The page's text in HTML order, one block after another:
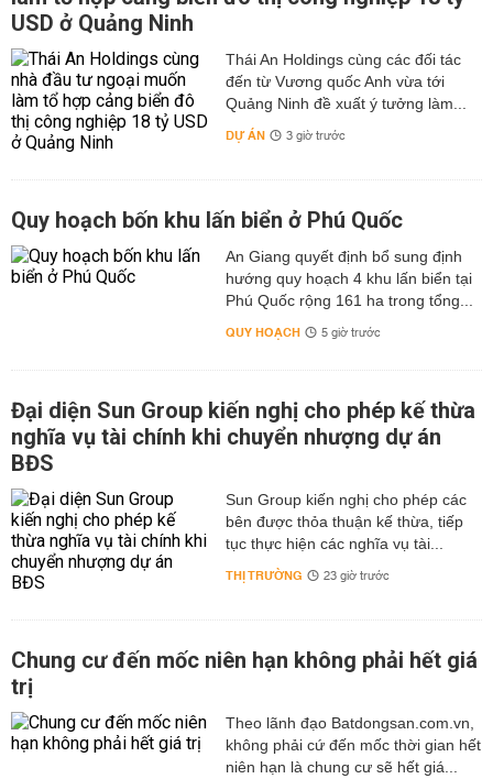
USD ở Quảng Ninh
Thái An Holdings cùng các đối tác
đến từ Vương quốc Anh vừa tới
Quảng Ninh đề xuất ý tưởng làm...
DỰ ÁN 3 giờ trước
Quy hoạch bốn khu lấn biển ở Phú Quốc
An Giang quyết định bổ sung định
hướng quy hoạch 4 khu lấn biển tại
Phú Quốc rộng 161 ha trong tổng...
QUY HOẠCH 5 giờ trước
Đại diện Sun Group kiến nghị cho phép kế thừa
nghĩa vụ tài chính khi chuyển nhượng dự án
BĐS
Sun Group kiến nghị cho phép các
bên được thỏa thuận kế thừa, tiếp
tục thực hiện các nghĩa vụ tài...
THỊ TRƯỜNG 23 giờ trước
Chung cư đến mốc niên hạn không phải hết giá
trị
Theo lãnh đạo Batdongsan.com.vn,
không phải cứ đến mốc thời gian hết
niên hạn là chung cư sẽ hết giá...